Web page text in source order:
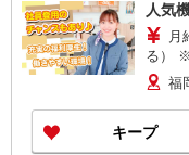
人気
月
る）
1500
+゜・
万円支給(規定有)
ィブ
福
キープ